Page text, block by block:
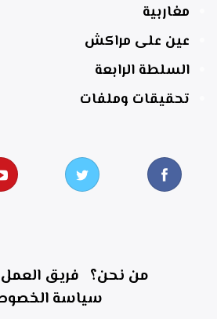
مغاربية
عين على مراكش
السلطة الرابعة
تحقيقات وملفات
من نحن؟ فريق العمل
سياسة